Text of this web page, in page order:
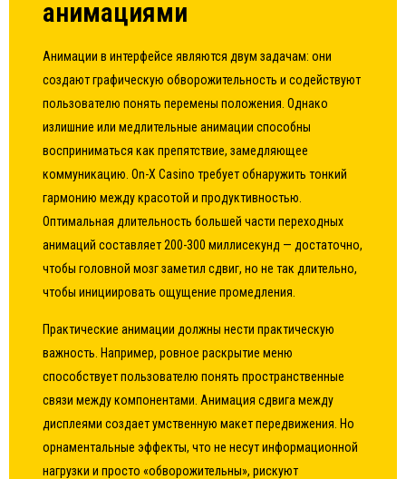
анимациями
Анимации в интерфейсе являются двум задачам: они
создают графическую обворожительность и содействуют
пользователю понять перемены положения. Однако
излишние или медлительные анимации способны
восприниматься как препятствие, замедляющее
коммуникацию. On-X Casino требует обнаружить тонкий
гармонию между красотой и продуктивностью.
Оптимальная длительность большей части переходных
анимаций составляет 200-300 миллисекунд — достаточно,
чтобы головной мозг заметил сдвиг, но не так длительно,
чтобы инициировать ощущение промедления.
Практические анимации должны нести практическую
важность. Например, ровное раскрытие меню
способствует пользователю понять пространственные
связи между компонентами. Анимация сдвига между
дисплеями создает умственную макет передвижения. Но
орнаментальные эффекты, что не несут информационной
нагрузки и просто «обворожительны», рискуют